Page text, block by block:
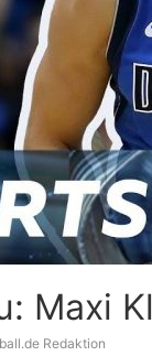
Maxi
Redaktion